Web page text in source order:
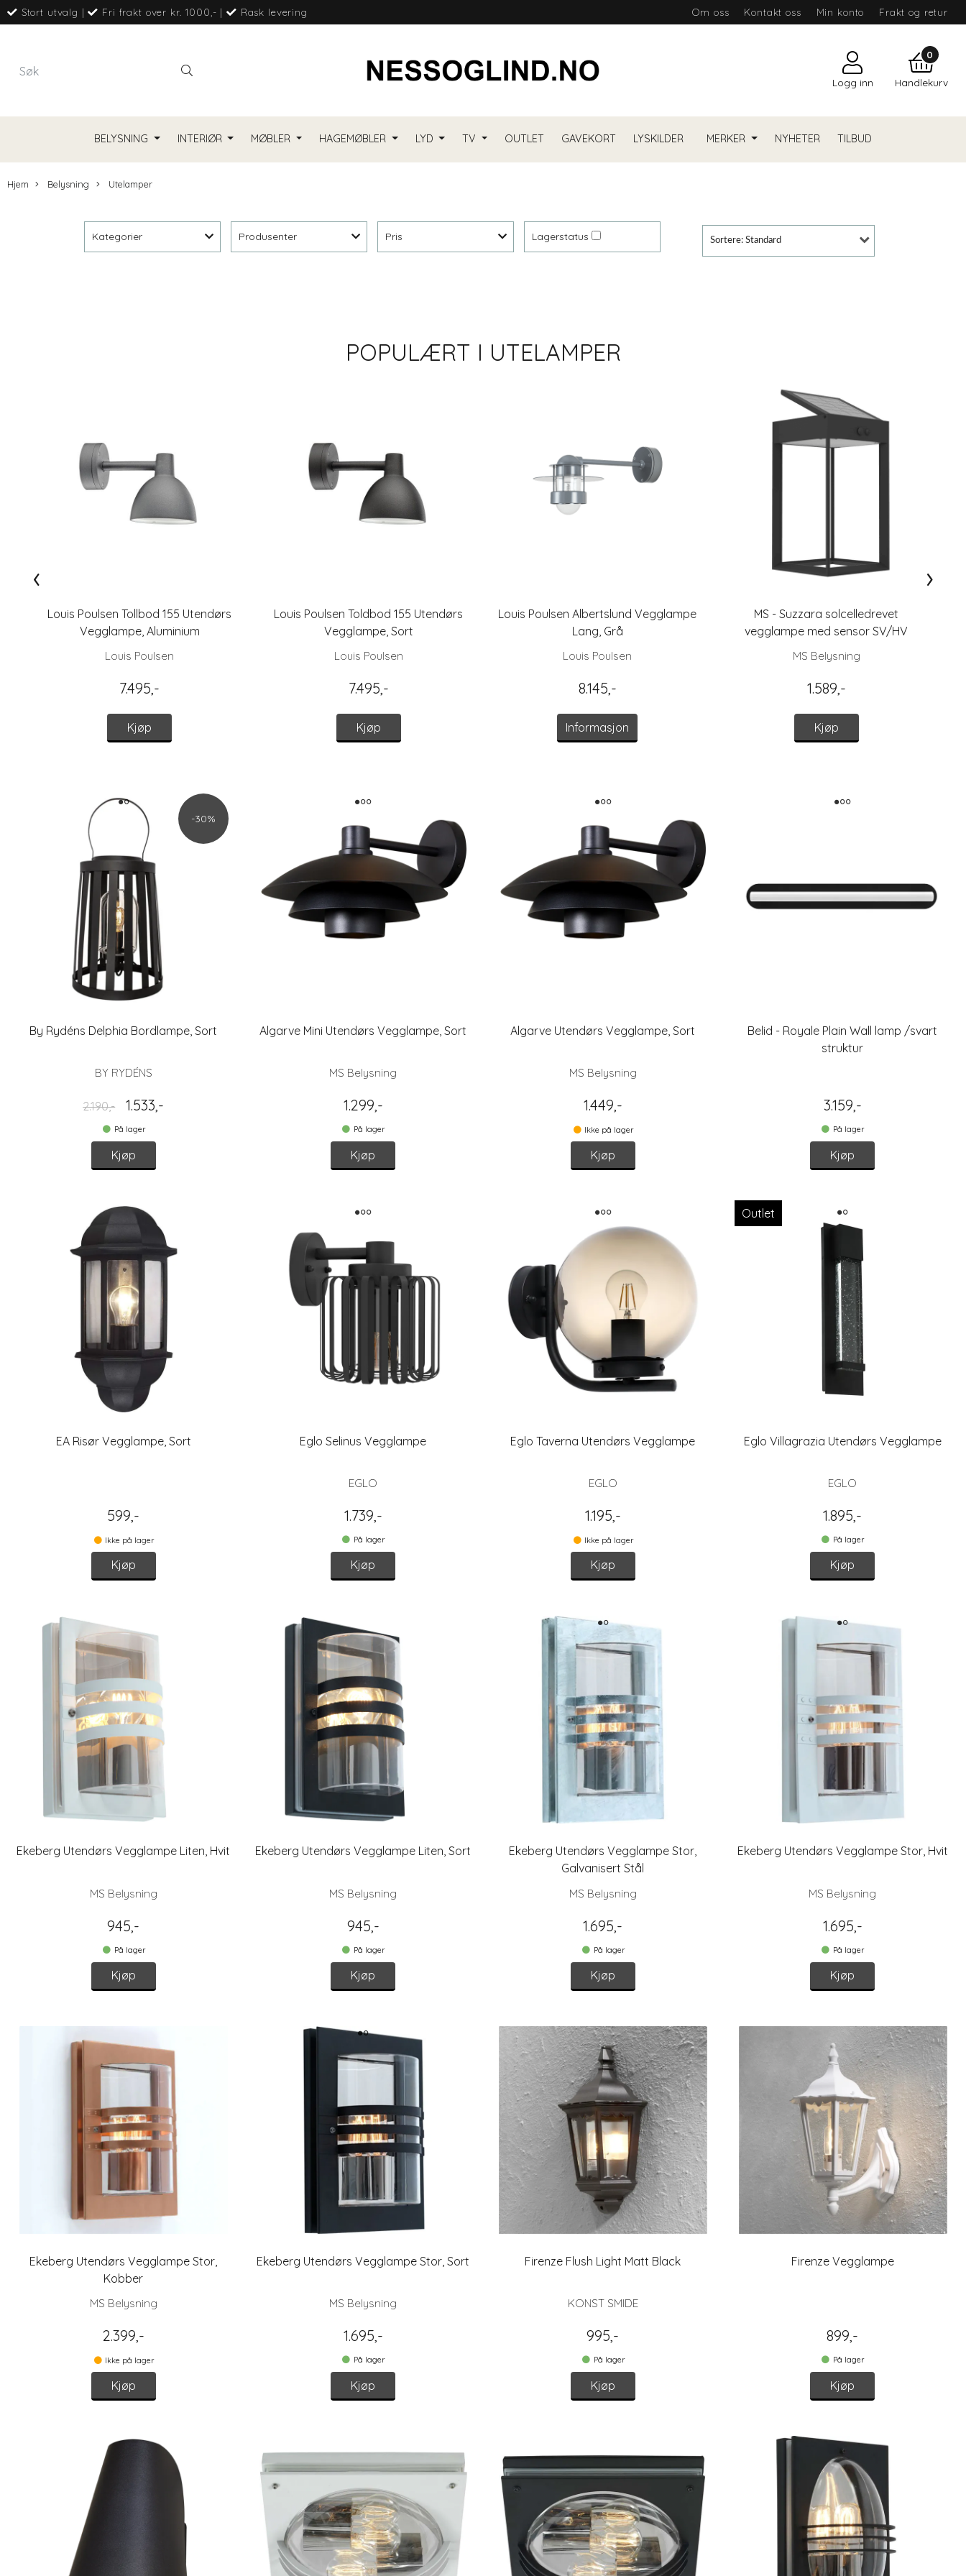
Stort utvalg | Fri frakt over kr. 1000,- | Rask levering Om oss Kontakt oss Min konto Frakt og retur
Logg inn
0
Handlekurv
BELYSNING INTERIØR MØBLER HAGEMØBLER LYD TV OUTLET GAVEKORT LYSKILDER MERKER NYHETER TILBUD
Hjem Belysning Utelamper
Kategorier Produsenter Pris Lagerstatus Sortere: Standard
POPULÆRT I UTELAMPER
Louis Poulsen Tollbod 155 Utendørs
Vegglampe, Aluminium
Louis Poulsen
7.495,-
Kjøp
Louis Poulsen Toldbod 155 Utendørs
Vegglampe, Sort
Louis Poulsen
7.495,-
Kjøp
Louis Poulsen Albertslund Vegglampe
Lang, Grå
Louis Poulsen
8.145,-
Informasjon
MS - Suzzara solcelledrevet
vegglampe med sensor SV/HV
MS Belysning
1.589,-
Kjøp
‹ ›
-30%
By Rydéns Delphia Bordlampe, Sort
BY RYDÉNS
2.190,- 1.533,-
På lager
Kjøp
Algarve Mini Utendørs Vegglampe, Sort
MS Belysning
1.299,-
På lager
Kjøp
Algarve Utendørs Vegglampe, Sort
MS Belysning
1.449,-
Ikke på lager
Kjøp
Belid - Royale Plain Wall lamp /svart
struktur
3.159,-
På lager
Kjøp
EA Risør Vegglampe, Sort
599,-
Ikke på lager
Kjøp
Eglo Selinus Vegglampe
EGLO
1.739,-
På lager
Kjøp
Eglo Taverna Utendørs Vegglampe
EGLO
1.195,-
Ikke på lager
Kjøp
Outlet
Eglo Villagrazia Utendørs Vegglampe
EGLO
1.895,-
På lager
Kjøp
Ekeberg Utendørs Vegglampe Liten, Hvit
MS Belysning
945,-
På lager
Kjøp
Ekeberg Utendørs Vegglampe Liten, Sort
MS Belysning
945,-
På lager
Kjøp
Ekeberg Utendørs Vegglampe Stor,
Galvanisert Stål
MS Belysning
1.695,-
På lager
Kjøp
Ekeberg Utendørs Vegglampe Stor, Hvit
MS Belysning
1.695,-
På lager
Kjøp
Ekeberg Utendørs Vegglampe Stor,
Kobber
MS Belysning
2.399,-
Ikke på lager
Kjøp
Ekeberg Utendørs Vegglampe Stor, Sort
MS Belysning
1.695,-
På lager
Kjøp
Firenze Flush Light Matt Black
KONST SMIDE
995,-
På lager
Kjøp
Firenze Vegglampe
899,-
På lager
Kjøp